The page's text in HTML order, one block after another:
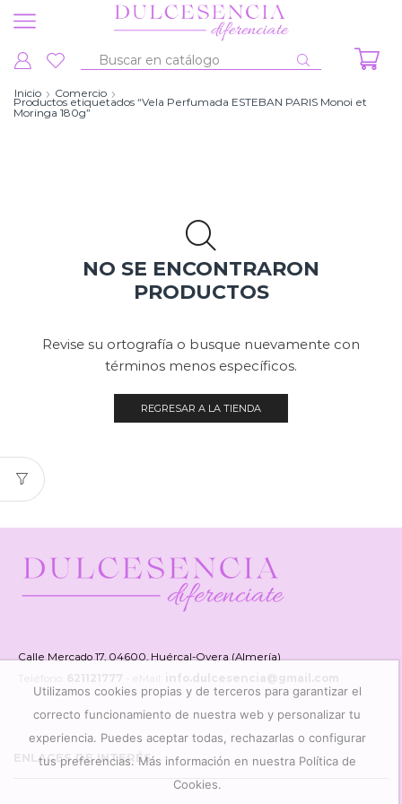
Entrada
búsqueda
Inicio Comercio
Productos etiquetados “Vela Perfumada ESTEBAN PARIS Monoi et
Moringa 180g”
NO SE ENCONTRARON
PRODUCTOS
Revise su ortografía o busque nuevamente con
términos menos específicos.
REGRESAR A LA TIENDA
Calle Mercado 17, 04600, Huércal-Overa (Almería)
Teléfono: 621121777 info.dulcesencia@gmail.com
ENLACES DE INTERÉS
Utilizamos cookies propias y de terceros para garantizar el
correcto funcionamiento de nuestra web y personalizar tu
experiencia. Puedes aceptar todas, rechazarlas o configurar
tus preferencias. Más información en nuestra Política de
Cookies.